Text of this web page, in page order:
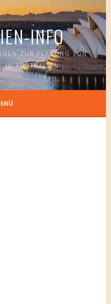
INFO
ZUR PLANUNG VON
IN AUSTRALIEN